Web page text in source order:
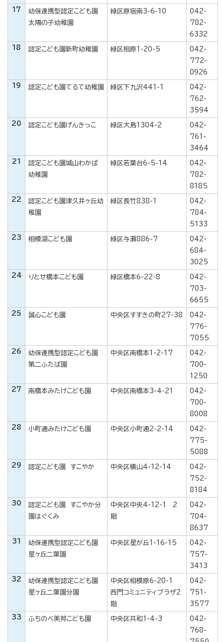
17
幼保連携型認定こども園
太陽の子幼稚園
緑区原宿南3-6-10
042-
782-
6332
18 認定こども園新町幼稚園 緑区相原1-20-5
042-
772-
0926
19 認定こども園てるて幼稚園 緑区下九沢441-1
042-
762-
3594
20 認定こども園げんきっこ 緑区大島1304-2
042-
761-
3464
21
認定こども園城山わかば
幼稚園
緑区若葉台6-5-14
042-
782-
8185
22
認定こども園津久井ヶ丘幼
稚園
緑区長竹838-1
042-
784-
5133
23 相模湖こども園 緑区与瀬886-7
042-
684-
3025
24 りとせ橋本こども園 緑区橋本6-22-8
042-
703-
6655
25 誠心こども園 中央区すすきの町27-38
042-
776-
7055
26
幼保連携型認定こども園
第二ふたば園
中央区南橋本1-2-17
042-
700-
1250
27 南橋本みたけこども園 中央区南橋本3-4-21
042-
700-
8008
28 小町通みたけこども園 中央区小町通2-2-14
042-
775-
5088
29 認定こども園 すこやか 中央区横山4-12-14
042-
752-
8184
30
認定こども園 すこやか分
園はぐくみ
中央区中央4-12-1 2
階
042-
704-
8637
31
幼保連携型認定こども園
星ヶ丘二葉園
中央区星が丘1-16-15
042-
757-
3413
32
幼保連携型認定こども園
星ヶ丘二葉園分園
中央区相模原6-20-1
西門コミュニティプラザ2
階
042-
751-
3577
33 ふちのべ美邦こども園 中央区共和1-4-3
042-
768-